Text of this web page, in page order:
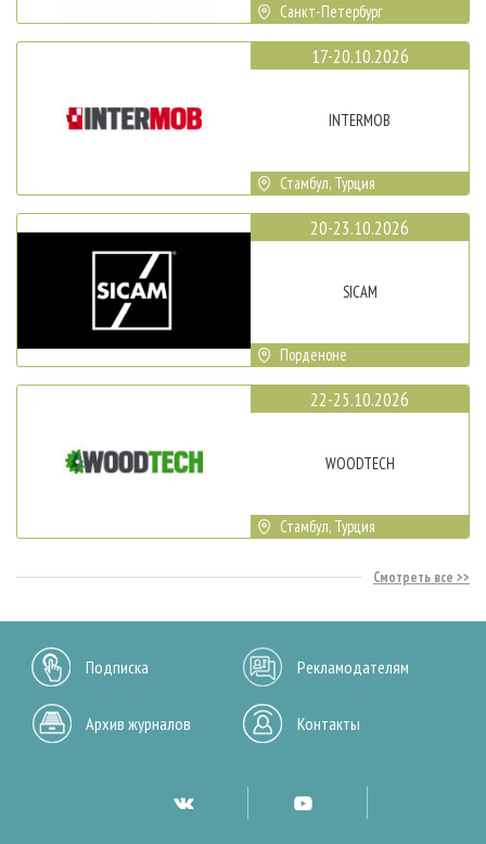
Санкт-Петербург
17-20.10.2026
INTERMOB
Стамбул, Турция
20-23.10.2026
SICAM
Порденоне
22-25.10.2026
WOODTECH
Стамбул, Турция
Смотреть все
Подписка Рекламодателям
Архив журналов Контакты